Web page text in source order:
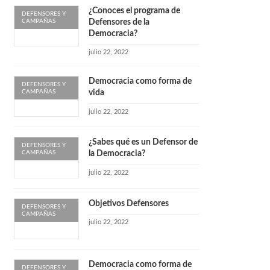
DEFENSORES Y
CAMPAÑAS
¿Conoces el programa de
Defensores de la
Democracia?
julio 22, 2022
DEFENSORES Y
CAMPAÑAS
Democracia como forma de
vida
julio 22, 2022
DEFENSORES Y
CAMPAÑAS
¿Sabes qué es un Defensor de
la Democracia?
julio 22, 2022
DEFENSORES Y
CAMPAÑAS
Objetivos Defensores
julio 22, 2022
DEFENSORES Y
Democracia como forma de